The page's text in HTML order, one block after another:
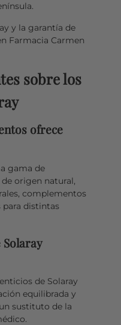
y la garantía de
Farmacia Carmen
sobre los
ofrece
gama de
origen natural,
complementos
para distintas
Solaray
de Solaray
equilibrada y
sustituto de la